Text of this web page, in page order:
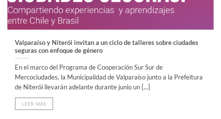
Valparaíso y Niterói invitan a un ciclo de talleres sobre ciudades
seguras con enfoque de género
En el marco del Programa de Cooperación Sur Sur de
Mercociudades, la Municipalidad de Valparaíso junto a la Prefeitura
de Niterói llevarán adelante durante junio un [...]
LEER MÁS